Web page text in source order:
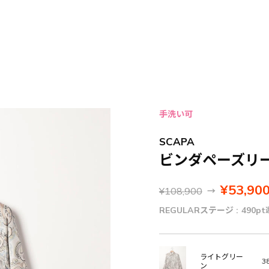
手洗い可
SCAPA
ビンダペーズリ
¥108,900 →
REGULARステージ : 490pt
ライトグリー
ン